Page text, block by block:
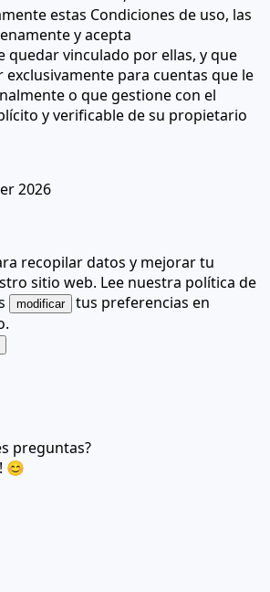
estas Condiciones de uso, las
y acepta
quedar vinculado por ellas, y que
para cuentas que le
o que gestione con el
y verificable de su propietario
2026
recopilar datos y mejorar tu
sitio web. Lee nuestra política de
modificar
tus preferencias en
preguntas?
😊